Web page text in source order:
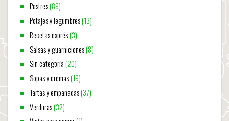
Postres(89)
Potajes y legumbres(13)
Recetas exprés(3)
Salsas y guarniciones(8)
Sin categoría(20)
Sopas y cremas(19)
Tartas y empanadas(37)
Verduras(32)